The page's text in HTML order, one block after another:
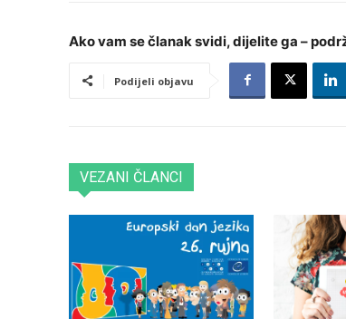
Ako vam se članak svidi, dijelite ga –
Podijeli objavu
VEZANI ČLANCI